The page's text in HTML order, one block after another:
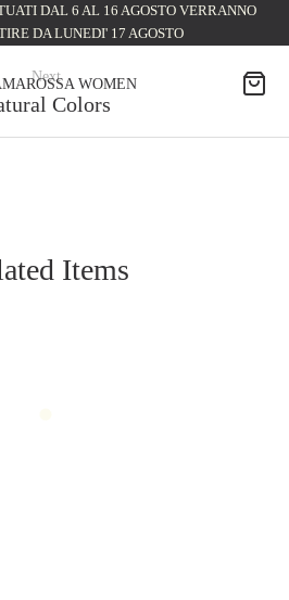
DAL 6 AL 16 AGOSTO VERRANNO
DA LUNEDI' 17 AGOSTO
Next
Colors
Items